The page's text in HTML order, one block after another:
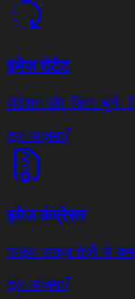
इमेज रोटेट
रोटेशन और फ्लिप चुनें,
टूल आज़माएँ
इमेज कंप्रेसर
फाइल साइज़ तेज़ी से
टूल आज़माएँ